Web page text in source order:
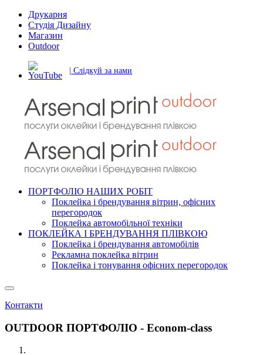
Друкарня
Студія Дизайну
Магазин
Outdoor
| Слідкуй за нами
ПОРТФОЛІО НАШИХ РОБІТ
Поклейка і брендування вітрин, офісних
перегородок
Поклейка автомобільної техніки
ПОКЛЕЙКА І БРЕНДУВАННЯ ПЛІВКОЮ
Поклейка і брендування автомобілів
Рекламна поклейка вітрин
Поклейка і тонування офісних перегородок
Контакти
OUTDOOR ПОРТФОЛІО - Еconom-class